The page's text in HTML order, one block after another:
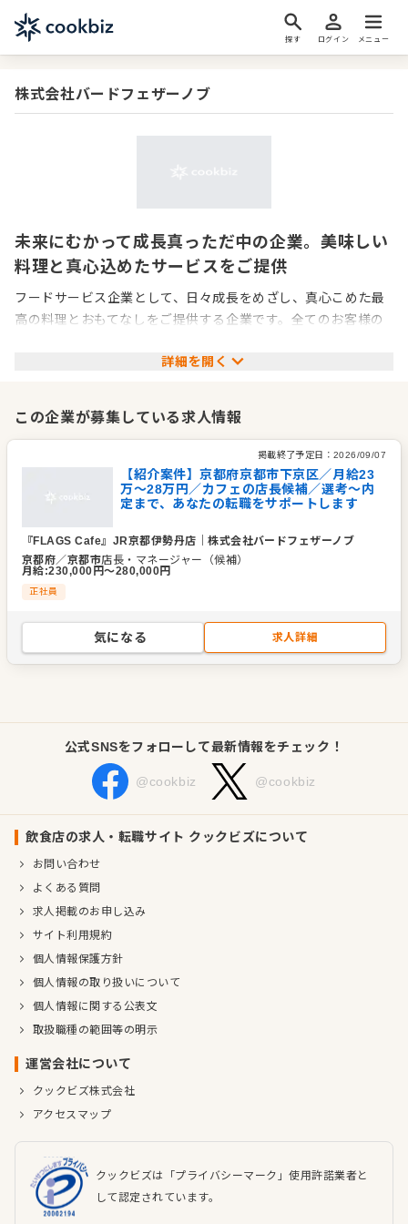
探す ログイン メニュー
株式会社バードフェザーノブ
未来にむかって成長真っただ中の企業。美味しい
料理と真心込めたサービスをご提供
フードサービス企業として、日々成長をめざし、真心こめた最
高の料理とおもてなしをご提供する企業です。全てのお客様の
なく、社員一丸となってお客様一人ひとりと向き合うことで最
変化の多い時代ですが、常に社会の一歩先を見据えたサービス
を心がけ、お客様の幸せはもちろん、スタッフの幸せ、社会の
幸せを考える企業でありたい。
これからも「食」の安全を第一に、オリジナリティあふれる事
企業情報
業種／業態
カフェ
事業内容
代表取締役 野田 語
事業所 東京都港区六本木5-9-17藤森ビル302
詳細を開く
この企業が募集している求人情報
掲載終了予定日： 2026/09/07
【紹介案件】京都府京都市下京区／月給23
万～28万円／カフェの店長候補／選考～内
定まで、あなたの転職をサポートします
『FLAGS Cafe』JR京都伊勢丹店 ｜株式会社バードフェザーノブ
京都府／京都市店長・マネージャー（候補）
月給:230,000 円〜280,000円
正社員
気になる 求人詳細
公式SNSをフォローして最新情報をチェック！
@cookbiz @cookbiz
飲食店の求人・転職サイト クックビズについて
お問い合わせ
よくある質問
求人掲載のお申し込み
サイト利用規約
個人情報保護方針
個人情報の取り扱いについて
個人情報に関する公表文
取扱職種の範囲等の明示
運営会社について
クックビズ株式会社
アクセスマップ
クックビズは「プライバシーマーク」使用許諾業者と
して認定されています。